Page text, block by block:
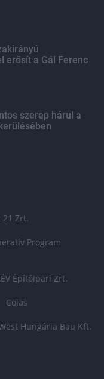
erősít a Gál Ferenc
szerep hárul a
21 Zrt.
Program
Építőipari Zrt.
Colas
Hungária Bau Kft.